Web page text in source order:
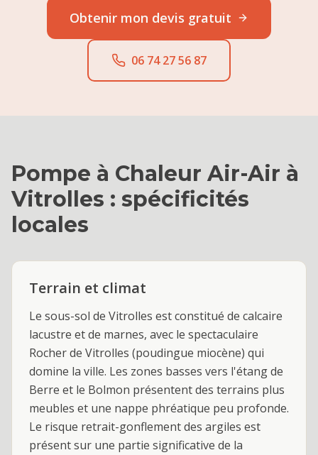
Obtenir mon devis gratuit
06 74 27 56 87
Pompe à Chaleur Air-Air à
Vitrolles : spécificités
locales
Terrain et climat
Le sous-sol de Vitrolles est constitué de calcaire
lacustre et de marnes, avec le spectaculaire
Rocher de Vitrolles (poudingue miocène) qui
domine la ville. Les zones basses vers l'étang de
Berre et le Bolmon présentent des terrains plus
meubles et une nappe phréatique peu profonde.
Le risque retrait-gonflement des argiles est
présent sur une partie significative de la